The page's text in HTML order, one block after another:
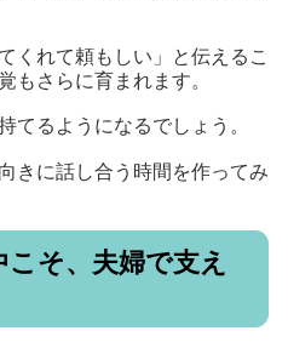
くれて頼もしい」と伝えるこ
もさらに育まれます。
てるようになるでしょう。
きに話し合う時間を作ってみ
そ、夫婦で支え